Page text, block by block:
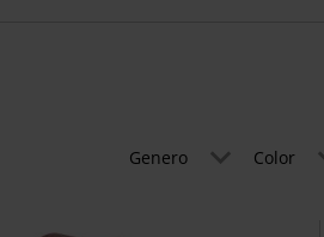
Genero Color